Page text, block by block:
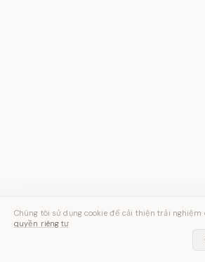
Chúng tôi sử dụng cookie để cải thiện trải nghiệm
quyền riêng tư